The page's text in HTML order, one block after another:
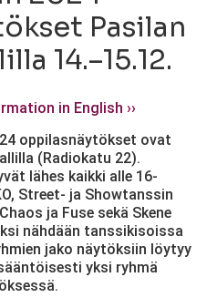
Pasilan
14.–15.12.
in English ››
oppilasnäytökset ovat
(Radiokatu 22).
lähes kaikki alle 16-
Street- ja Showtanssin
ja Fuse sekä Skene
nähdään tanssikisoissa
jako näytöksiin löytyy
yksi ryhmä